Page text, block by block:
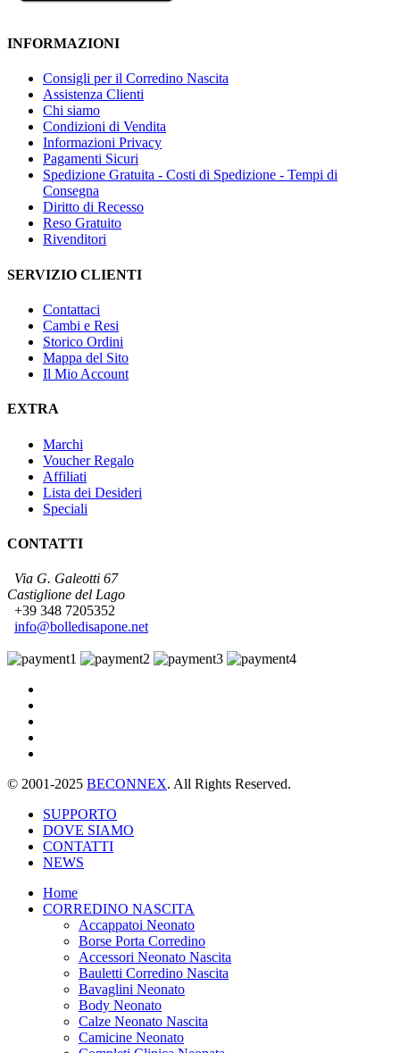
INFORMAZIONI
Consigli per il Corredino Nascita
Assistenza Clienti
Chi siamo
Condizioni di Vendita
Informazioni Privacy
Pagamenti Sicuri
Spedizione Gratuita - Costi di Spedizione - Tempi di
Consegna
Diritto di Recesso
Reso Gratuito
Rivenditori
SERVIZIO CLIENTI
Contattaci
Cambi e Resi
Storico Ordini
Mappa del Sito
Il Mio Account
EXTRA
Marchi
Voucher Regalo
Affiliati
Lista dei Desideri
Speciali
CONTATTI
Via G. Galeotti 67
Castiglione del Lago
+39 348 7205352
info@bolledisapone.net
© 2001-2025 BECONNEX. All Rights Reserved.
SUPPORTO
DOVE SIAMO
CONTATTI
NEWS
Home
CORREDINO NASCITA
Accappatoi Neonato
Borse Porta Corredino
Accessori Neonato Nascita
Bauletti Corredino Nascita
Bavaglini Neonato
Body Neonato
Calze Neonato Nascita
Camicine Neonato